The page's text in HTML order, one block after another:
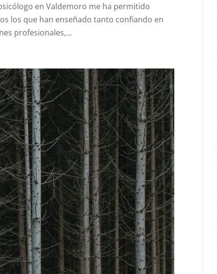
en Valdemoro me ha permitido
los que han enseñado tanto confiando en
profesionales,...